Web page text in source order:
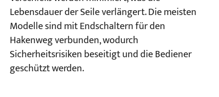
Lebensdauer der Seile verlängert. Die meisten
Modelle sind mit Endschaltern für den
Hakenweg verbunden, wodurch
Sicherheitsrisiken beseitigt und die Bediener
geschützt werden.